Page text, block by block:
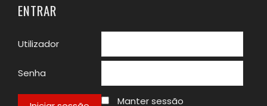
ENTRAR
Utilizador
Senha
Manter sessão